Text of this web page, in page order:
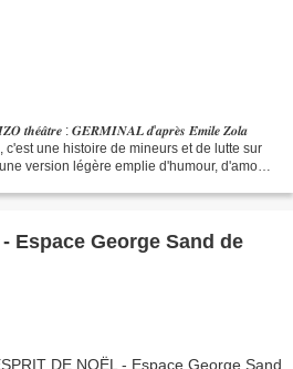
: 𝑮𝑬𝑹𝑴𝑰𝑵𝑨𝑳 𝒅'𝒂𝒑𝒓𝒆̀𝒔 𝑬́𝒎𝒊𝒍𝒆 𝒁𝒐𝒍𝒂
c'est une histoire de mineurs et de lutte sur
version légère emplie d'humour, d'amour,
Espace George Sand de